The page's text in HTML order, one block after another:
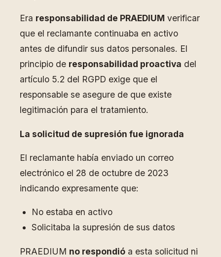
Era responsabilidad de PRAEDIUM verificar
que el reclamante continuaba en activo
antes de difundir sus datos personales. El
principio de responsabilidad proactiva del
artículo 5.2 del RGPD exige que el
responsable se asegure de que existe
legitimación para el tratamiento.
La solicitud de supresión fue ignorada
El reclamante había enviado un correo
electrónico el 28 de octubre de 2023
indicando expresamente que:
No estaba en activo
Solicitaba la supresión de sus datos
PRAEDIUM no respondió a esta solicitud ni